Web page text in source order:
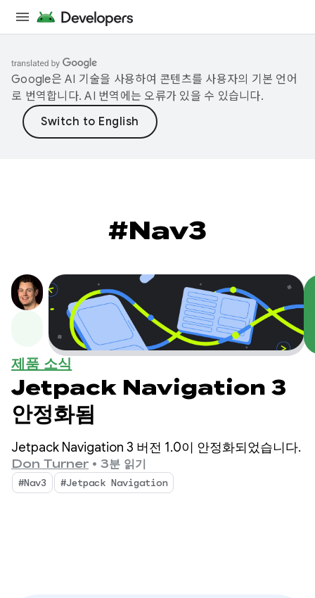
Google은 AI 기술을 사용하여 콘텐츠를 사용자의 기본 언어
로 번역합니다. AI 번역에는 오류가 있을 수 있습니다.
#Nav3
제품 소식
Jetpack Navigation 3
안정화됨
Jetpack Navigation 3 버전 1.0이 안정화되었습니다.
Don Turner • 3분 읽기
#Nav3 #Jetpack Navigation